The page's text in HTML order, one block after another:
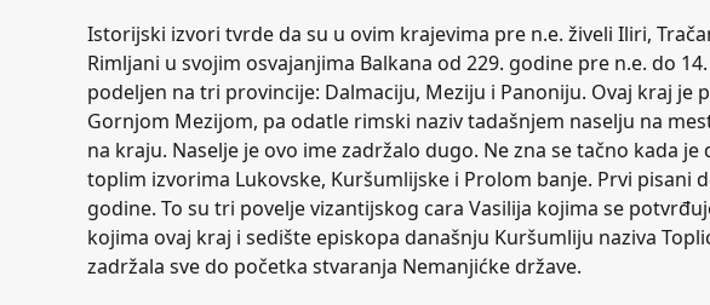
Istorijski izvori tvrde da su u ovim krajevima pre n.e. živeli Iliri,
Rimljani u svojim osvajanjima Balkana od 229. godine pre n.e. do
podeljen na tri provincije: Dalmaciju, Meziju i Panoniju. Ovaj kraj je
Gornjom Mezijom, pa odatle rimski naziv tadašnjem naselju na
na kraju. Naselje je ovo ime zadržalo dugo. Ne zna se tačno kada
toplim izvorima Lukovske, Kuršumlijske i Prolom banje. Prvi pisani
godine. To su tri povelje vizantijskog cara Vasilija kojima se
kojima ovaj kraj i sedište episkopa današnju Kuršumliju naziva
zadržala sve do početka stvaranja Nemanjićke države.